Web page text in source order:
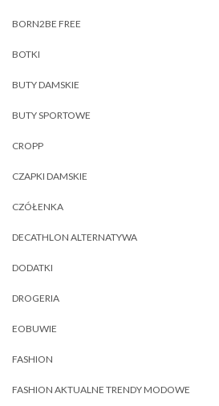
BORN2BE FREE
BOTKI
BUTY DAMSKIE
BUTY SPORTOWE
CROPP
CZAPKI DAMSKIE
CZÓŁENKA
DECATHLON ALTERNATYWA
DODATKI
DROGERIA
EOBUWIE
FASHION
FASHION AKTUALNE TRENDY MODOWE